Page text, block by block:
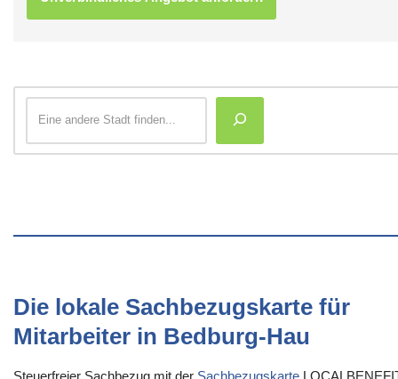
Die lokale Sachbezugskarte für
Mitarbeiter in Bedburg-Hau
Steuerfreier Sachbezug mit der Sachbezugskarte